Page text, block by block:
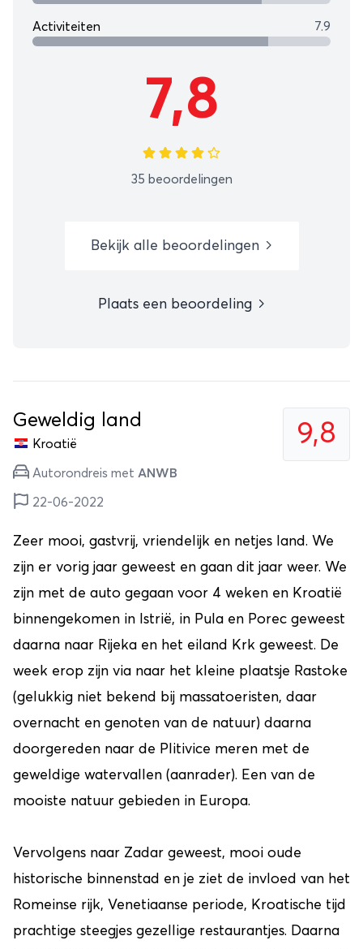
Activiteiten 7.9
7,8
35 beoordelingen
Bekijk alle beoordelingen
Plaats een beoordeling
9,8
Geweldig land
Kroatië
Autorondreis met ANWB
22-06-2022
Zeer mooi, gastvrij, vriendelijk en netjes land. We
zijn er vorig jaar geweest en gaan dit jaar weer. We
zijn met de auto gegaan voor 4 weken en Kroatië
binnengekomen in Istrië, in Pula en Porec geweest
daarna naar Rijeka en het eiland Krk geweest. De
week erop zijn via naar het kleine plaatsje Rastoke
(gelukkig niet bekend bij massatoeristen, daar
overnacht en genoten van de natuur) daarna
doorgereden naar de Plitivice meren met de
geweldige watervallen (aanrader). Een van de
mooiste natuur gebieden in Europa.
Vervolgens naar Zadar geweest, mooi oude
historische binnenstad en je ziet de invloed van het
Romeinse rijk, Venetiaanse periode, Kroatische tijd
prachtige steegjes gezellige restaurantjes. Daarna